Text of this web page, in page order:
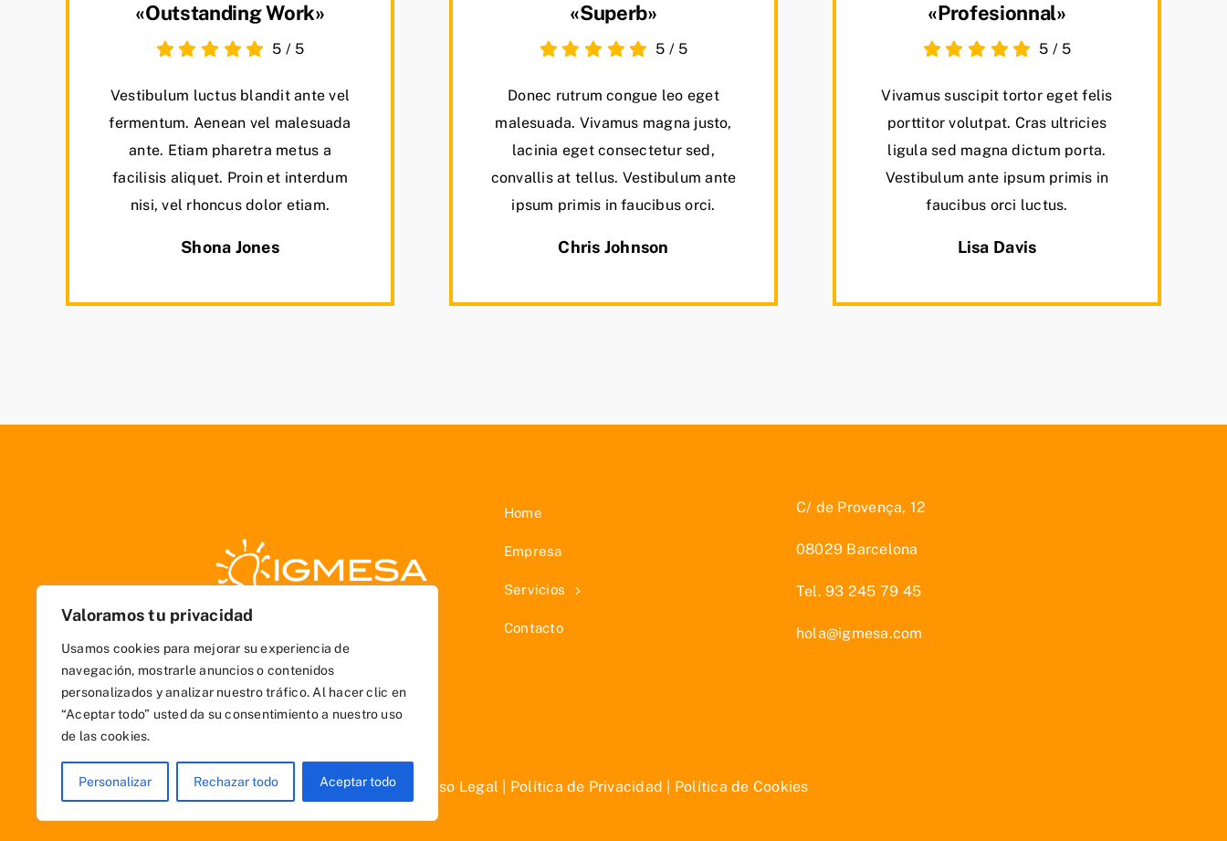
Valoramos tu privacidad
Usamos cookies para mejorar su experiencia de
navegación, mostrarle anuncios o contenidos
personalizados y analizar nuestro tráfico. Al hacer clic en
“Aceptar todo” usted da su consentimiento a nuestro uso
de las cookies.
Personalizar Rechazar todo Aceptar todo
«Outstanding Work»
5 / 5
Vestibulum luctus blandit ante vel
fermentum. Aenean vel malesuada
ante. Etiam pharetra metus a
facilisis aliquet. Proin et interdum
nisi, vel rhoncus dolor etiam.
Shona Jones
«Superb»
5 / 5
Donec rutrum congue leo eget
malesuada. Vivamus magna justo,
lacinia eget consectetur sed,
convallis at tellus. Vestibulum ante
ipsum primis in faucibus orci.
Chris Johnson
«Profesionnal»
5 / 5
Vivamus suscipit tortor eget felis
porttitor volutpat. Cras ultricies
ligula sed magna dictum porta.
Vestibulum ante ipsum primis in
faucibus orci luctus.
Lisa Davis
Home
Empresa
Servicios
Contacto
C/ de Provença, 12
08029 Barcelona
Tel. 93 245 79 45
hola@igmesa.com
Aviso Legal Política de Privacidad Política de Cookies